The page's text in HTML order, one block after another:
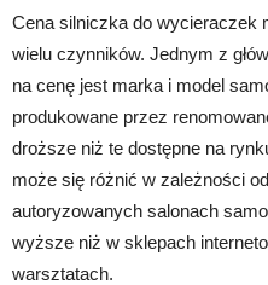
Cena silniczka do wycieraczek
wielu czynników. Jednym z
na cenę jest marka i model
produkowane przez
droższe niż te dostępne na
może się różnić w zależności
autoryzowanych salonach
wyższe niż w sklepach
warsztatach.